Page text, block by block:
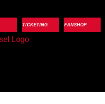
TICKETING FANSHOP